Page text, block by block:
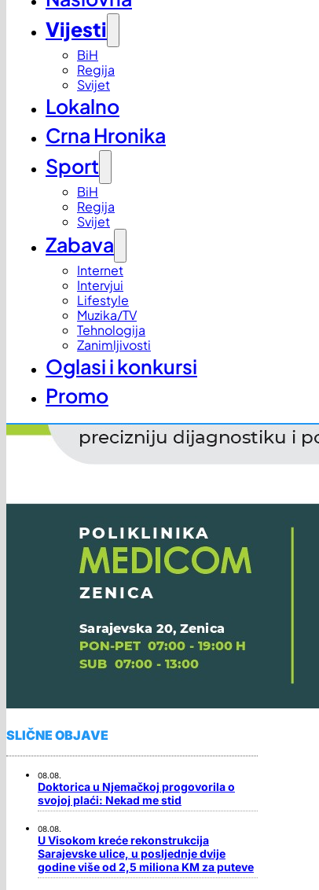
Vijesti
BiH
Regija
Svijet
Lokalno
Crna Hronika
Sport
BiH
Regija
Svijet
Zabava
Internet
Intervjui
Lifestyle
Muzika/TV
Tehnologija
Zanimljivosti
Oglasi i konkursi
Promo
SLIČNE OBJAVE
08.08.
Doktorica u Njemačkoj progovorila o
svojoj plaći: Nekad me stid
08.08.
U Visokom kreće rekonstrukcija
Sarajevske ulice, u posljednje dvije
godine više od 2,5 miliona KM za puteve